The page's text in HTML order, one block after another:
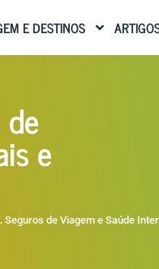
E DESTINOS
e
, Seguros de Viagem e Saúde